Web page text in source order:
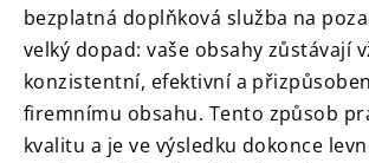
bezplatná doplňková služba na
velký dopad: vaše obsahy zůstávají
konzistentní, efektivní a
firemnímu obsahu. Tento způsob
kvalitu a je ve výsledku dokonce